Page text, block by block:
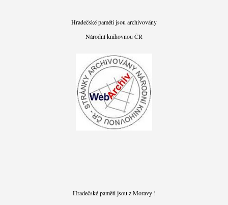
Hradečské paměti jsou archivovány
Národní knihovnou ČR
Hradečské paměti jsou z Moravy !